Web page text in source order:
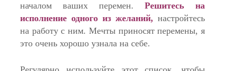
началом ваших перемен. Решитесь на
исполнение одного из желаний, настройтесь
на работу с ним. Мечты приносят перемены, я
это очень хорошо узнала на себе.